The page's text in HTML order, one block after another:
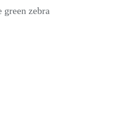
green zebra